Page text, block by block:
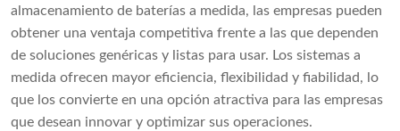
almacenamiento de baterías a medida, las empresas pueden
obtener una ventaja competitiva frente a las que dependen
de soluciones genéricas y listas para usar. Los sistemas a
medida ofrecen mayor eficiencia, flexibilidad y fiabilidad, lo
que los convierte en una opción atractiva para las empresas
que desean innovar y optimizar sus operaciones.